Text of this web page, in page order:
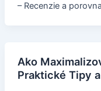
– Recenzie a
Ako
Praktické Tipy